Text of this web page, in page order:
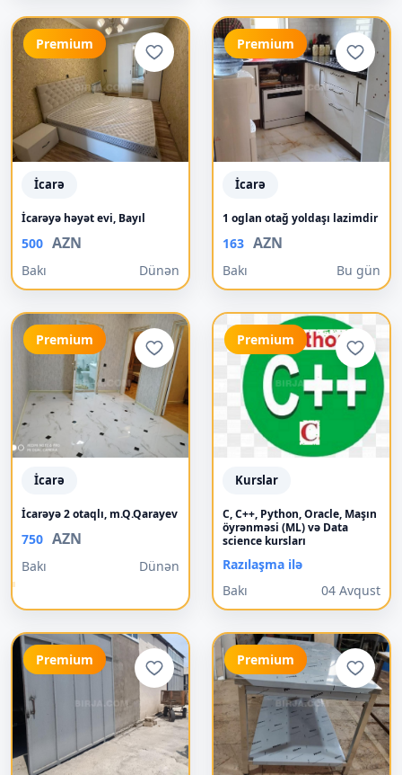
Premium
İcarə
İcarəyə həyət evi, Bayıl
500 AZN
Bakı Dünən
Premium
İcarə
1 oglan otağ yoldaşı lazimdir
163 AZN
Bakı Bu gün
Premium
İcarə
İcarəyə 2 otaqlı, m.Q.Qarayev
750 AZN
Bakı Dünən
Premium
Kurslar
C, C++, Python, Oracle, Maşın
öyrənməsi (ML) və Data
science kursları
Razılaşma ilə
Bakı
04 Avqust
Premium Premium